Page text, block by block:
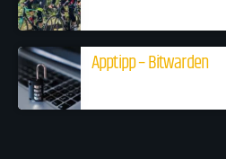
Apptipp – Bitwarden